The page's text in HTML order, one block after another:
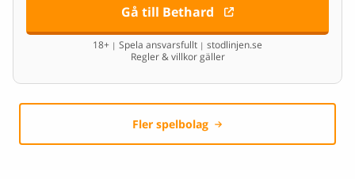
Gå till Bethard
18+ | Spela ansvarsfullt | stodlinjen.se
Regler & villkor gäller
Fler spelbolag